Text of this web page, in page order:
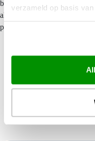
verzameld op basis
bestemming, lees dan ook
alternatief of combinatie. Wij
per bestemming naast elkaar te